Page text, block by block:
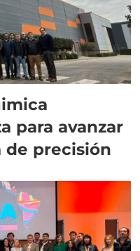
para avanzar
de precisión